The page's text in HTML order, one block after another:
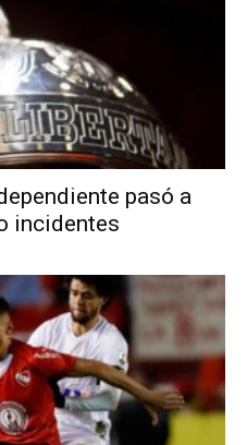
pasó a
incidentes